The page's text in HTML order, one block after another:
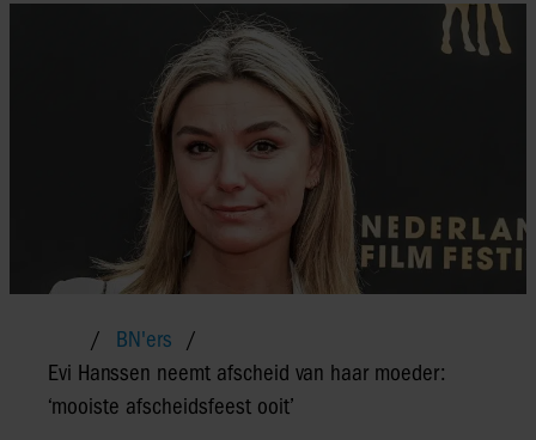
BN'ers
Evi Hanssen neemt afscheid van haar moeder:
‘mooiste afscheidsfeest ooit’